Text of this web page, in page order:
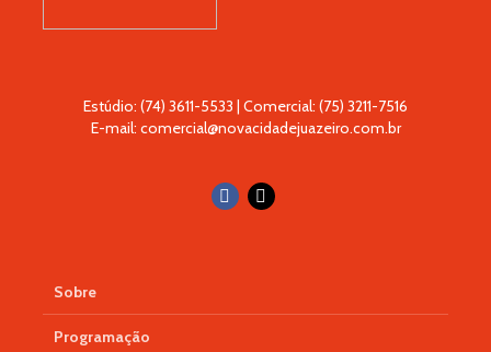
Estúdio: (74) 3611-5533 | Comercial: (75) 3211-7516
E-mail: comercial@novacidadejuazeiro.com.br
Sobre
Programação